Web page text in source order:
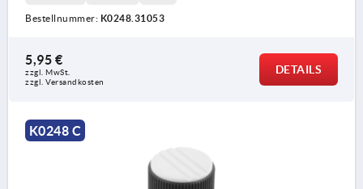
Bestellnummer: K0248.31053
5,95 €
zzgl. MwSt.
zzgl. Versandkosten
DETAILS
K0248 C